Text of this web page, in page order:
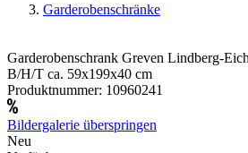
Garderobenschränke
Garderobenschrank Greven Lindberg-
B/H/T ca. 59x199x40 cm
Produktnummer: 10960241
Bildergalerie überspringen
Neu